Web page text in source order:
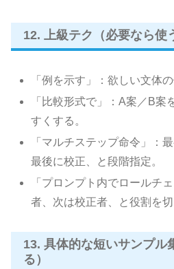
12. 上級テク（必要なら使
「例を示す」：欲しい文体
「比較形式で」：A案／B案
すくする。
「マルチステップ命令」：
最後に校正、と段階指定。
「プロンプト内でロールチ
者、次は校正者、と役割を切
13. 具体的な短いサンプル
る）